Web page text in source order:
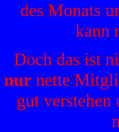
des Monats
kann
Doch das ist
nur nette
gut